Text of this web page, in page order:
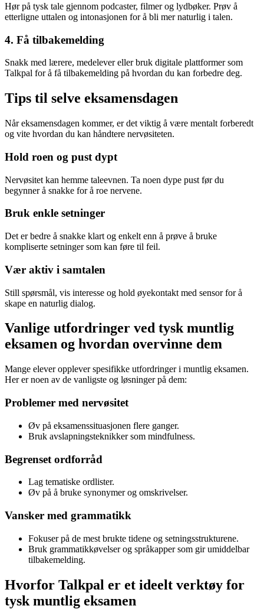
Hør på tysk tale gjennom podcaster, filmer og lydbøker. Prøv å
etterligne uttalen og intonasjonen for å bli mer naturlig i talen.
4. Få tilbakemelding
Snakk med lærere, medelever eller bruk digitale plattformer som
Talkpal for å få tilbakemelding på hvordan du kan forbedre deg.
Tips til selve eksamensdagen
Når eksamensdagen kommer, er det viktig å være mentalt forberedt
og vite hvordan du kan håndtere nervøsiteten.
Hold roen og pust dypt
Nervøsitet kan hemme taleevnen. Ta noen dype pust før du
begynner å snakke for å roe nervene.
Bruk enkle setninger
Det er bedre å snakke klart og enkelt enn å prøve å bruke
kompliserte setninger som kan føre til feil.
Vær aktiv i samtalen
Still spørsmål, vis interesse og hold øyekontakt med sensor for å
skape en naturlig dialog.
Vanlige utfordringer ved tysk muntlig
eksamen og hvordan overvinne dem
Mange elever opplever spesifikke utfordringer i muntlig eksamen.
Her er noen av de vanligste og løsninger på dem:
Problemer med nervøsitet
Øv på eksamenssituasjonen flere ganger.
Bruk avslapningsteknikker som mindfulness.
Begrenset ordforråd
Lag tematiske ordlister.
Øv på å bruke synonymer og omskrivelser.
Vansker med grammatikk
Fokuser på de mest brukte tidene og setningsstrukturene.
Bruk grammatikkøvelser og språkapper som gir umiddelbar
tilbakemelding.
Hvorfor Talkpal er et ideelt verktøy for
tysk muntlig eksamen